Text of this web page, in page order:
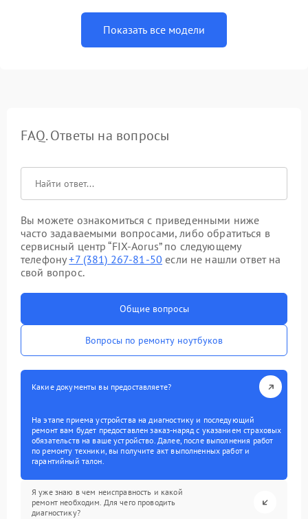
Показать все модели
FAQ. Ответы на вопросы
Вы можете ознакомиться с приведенными ниже
часто задаваемыми вопросами, либо обратиться в
сервисный центр “FIX-Aorus” по следующему
телефону+7 (381) 267-81-50 если не нашли ответ на
свой вопрос.
Общие вопросы
Вопросы по ремонту ноутбуков
Какие документы вы предоставляете?
На этапе приема устройства на диагностику и последующий
ремонт вам будет предоставлен заказ-наряд с указанием страховых
обязательств на ваше устройство. Далее, после выполнения работ
по ремонту техники, вы получите акт выполненных работ и
гарантийный талон.
Я уже знаю в чем неисправность и какой
ремонт необходим. Для чего проводить
диагностику?